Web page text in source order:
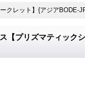
レット】{アジアBODE-
プリズマティック